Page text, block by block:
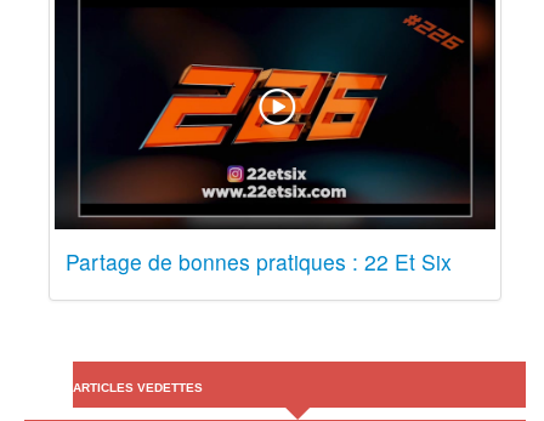
Partage de bonnes pratiques : 22 Et Six
ARTICLES VEDETTES